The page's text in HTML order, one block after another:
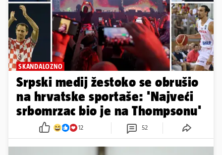
Rudeš u novom priopćenju: U
HNS-u postoji paralelni sustav!
1 19